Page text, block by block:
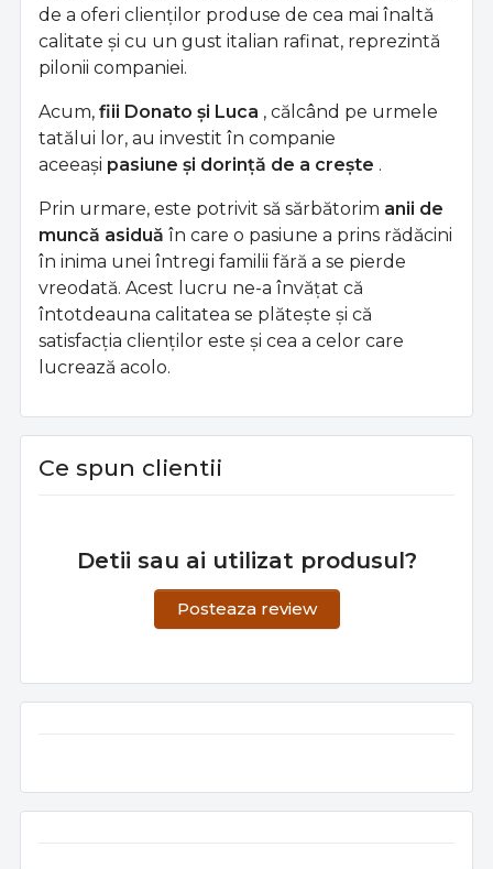
de a oferi clienților produse de cea mai înaltă
calitate și cu un gust italian rafinat, reprezintă
pilonii companiei.
Acum, fiii Donato și Luca , călcând pe urmele
tatălui lor, au investit în companie
aceeași pasiune și dorință de a crește .
Prin urmare, este potrivit să sărbătorim anii de
muncă asiduă în care o pasiune a prins rădăcini
în inima unei întregi familii fără a se pierde
vreodată. Acest lucru ne-a învățat că
întotdeauna calitatea se plătește și că
satisfacția clienților este și cea a celor care
lucrează acolo.
Ce spun clientii
Detii sau ai utilizat produsul?
Posteaza review